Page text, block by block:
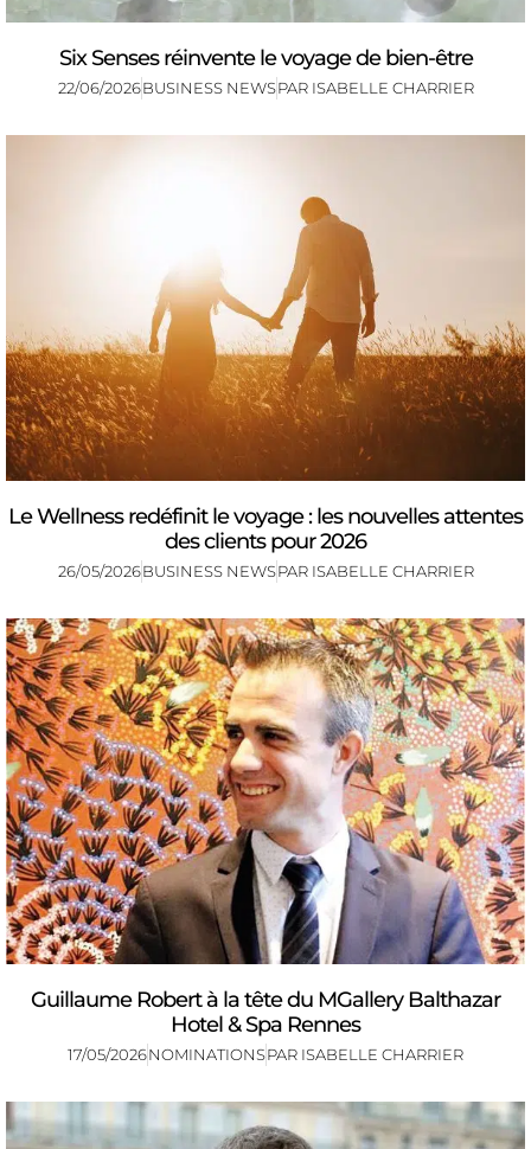
Six Senses réinvente le voyage de bien-être
22/06/2026BUSINESS NEWSPAR ISABELLE CHARRIER
Le Wellness redéfinit le voyage : les nouvelles attentes
des clients pour 2026
26/05/2026BUSINESS NEWSPAR ISABELLE CHARRIER
Guillaume Robert à la tête du MGallery Balthazar
Hotel & Spa Rennes
17/05/2026NOMINATIONSPAR ISABELLE CHARRIER